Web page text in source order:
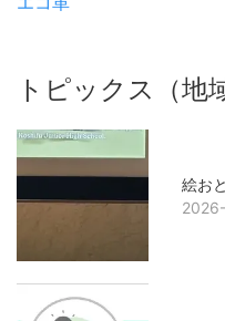
トピックス（地
絵お